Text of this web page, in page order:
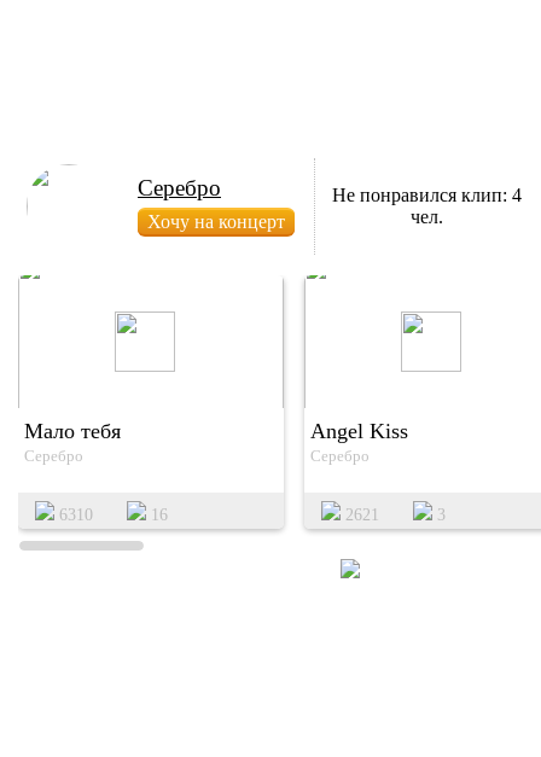
Серебро
Не понравился клип: 4
чел.
Мало тебя
Серебро
6310 16
Angel Kiss
Серебро
2621 3